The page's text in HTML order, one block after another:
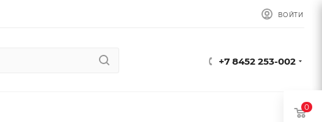
ВОЙТИ
+7 8452 253-002
0